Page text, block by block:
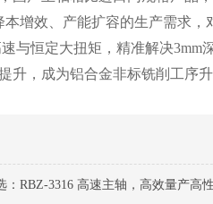
增效、产能扩容的生产需求，
速与恒定大扭矩，精准解决
升，成为铝合金非标铣削工序升
：RBZ-3316 高速主轴，高效量产高